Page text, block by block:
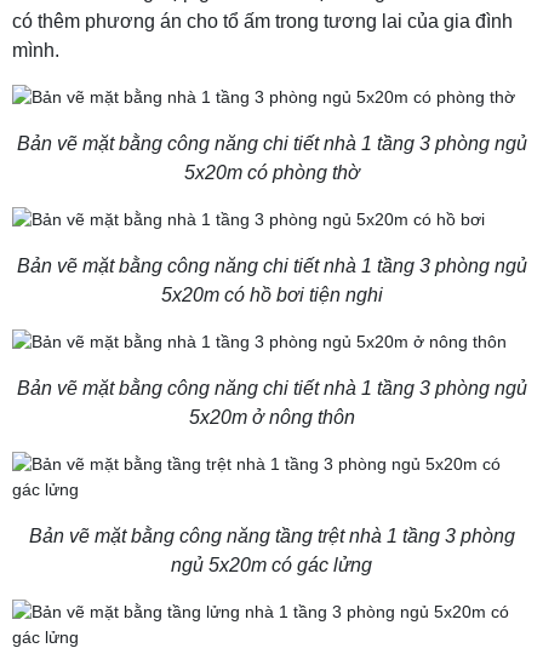
có thêm phương án cho tổ ấm trong tương lai của gia đình
mình.
Bản vẽ mặt bằng công năng chi tiết nhà 1 tầng 3 phòng ngủ
5x20m có phòng thờ
Bản vẽ mặt bằng công năng chi tiết nhà 1 tầng 3 phòng ngủ
5x20m có hồ bơi tiện nghi
Bản vẽ mặt bằng công năng chi tiết nhà 1 tầng 3 phòng ngủ
5x20m ở nông thôn
Bản vẽ mặt bằng công năng tầng trệt nhà 1 tầng 3 phòng
ngủ 5x20m có gác lửng